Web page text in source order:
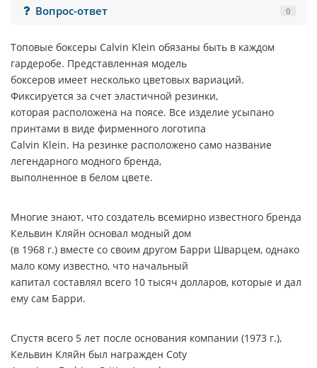
Вопрос-ответ
0
Топовые боксеры Calvin Klein обязаны быть в каждом
гардеробе. Представленная модель
боксеров имеет несколько цветовых вариаций.
Фиксируется за счет эластичной резинки,
которая расположена на поясе. Все изделие усыпано
принтами в виде фирменного логотипа
Calvin Klein. На резинке расположено само название
легендарного модного бренда,
выполненное в белом цвете.
Многие знают, что создатель всемирно известного бренда
Кельвин Кляйн основал модный дом
(в 1968 г.) вместе со своим другом Барри Шварцем, однако
мало кому известно, что начальный
капитал составлял всего 10 тысяч долларов, которые и дал
ему сам Барри.
Спустя всего 5 лет после основания компании (1973 г.),
Кельвин Кляйн был награжден Coty